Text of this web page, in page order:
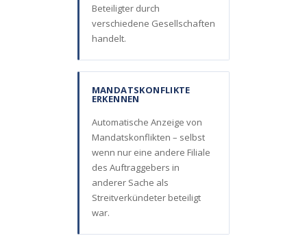
Beteiligter durch
verschiedene Gesellschaften
handelt.
MANDATSKONFLIKTE
ERKENNEN
Automatische Anzeige von
Mandatskonflikten – selbst
wenn nur eine andere Filiale
des Auftraggebers in
anderer Sache als
Streitverkündeter beteiligt
war.